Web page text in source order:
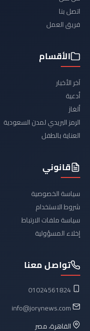
اتصل بنا
فريق العمل
الأقسام
آخر الأخبار
أدعية
ألغاز
الرمز البريدي لمدن السعودية
العناية بالطفل
قانوني
سياسة الخصوصية
شروط الاستخدام
سياسة ملفات الارتباط
إخلاء المسؤولية
تواصل معنا
01024561824
info@jorynews.com
القاهرة، مصر